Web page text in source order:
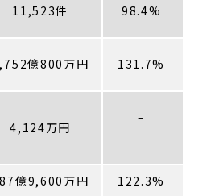
11,523件 98.4%
億800万円 131.7%
4,124万円
–
億9,600万円 122.3%